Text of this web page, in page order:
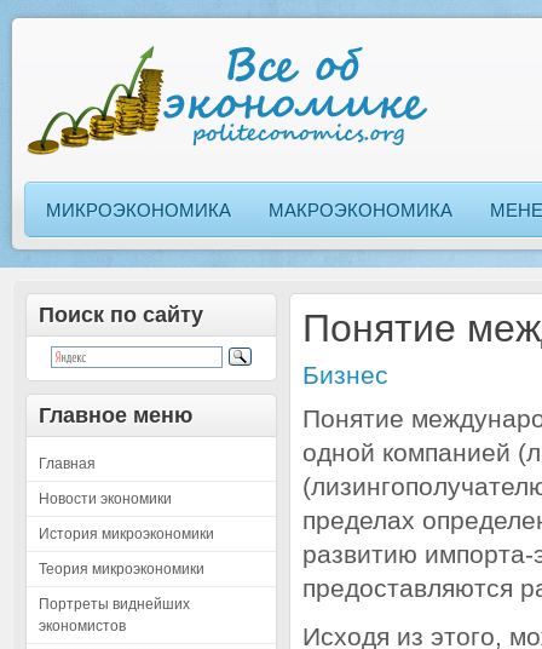
МИКРОЭКОНОМИКА МАКРОЭКОНОМИКА
Поиск по сайту
Главное меню
Главная
Новости экономики
История микроэкономики
Теория микроэкономики
Портреты виднейших
экономистов
Понятие
Бизнес
Понятие
одной компанией
пределах
развитию импорта-
предоставляются
Исходя из этого,